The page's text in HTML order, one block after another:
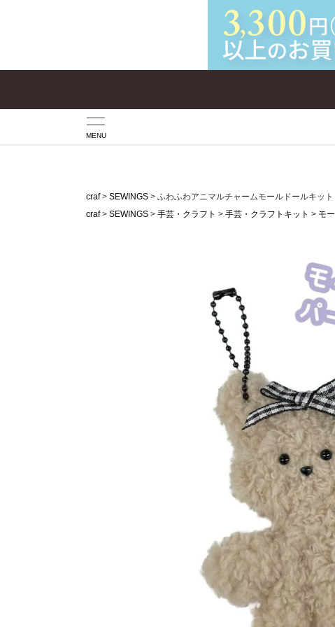
MENU
craf SEWINGS
ふわふわアニマルチャームモールドールキ
craf
SEWINGS 手芸・クラフト 手芸・クラフトキット モ